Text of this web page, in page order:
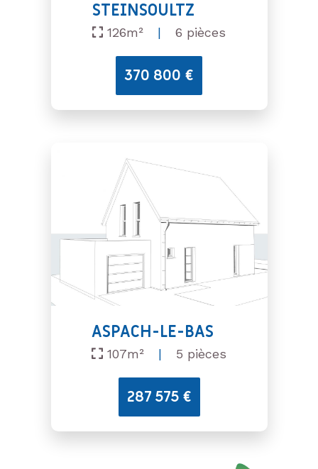
STEINSOULTZ
126m² | 6 pièces
370 800 €
ASPACH-LE-BAS
107m² | 5 pièces
287 575 €